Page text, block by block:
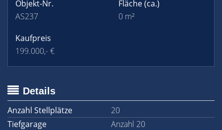
Objekt-Nr.
AS237
Fläche(ca.)
0 m²
Kaufpreis
199.000,- €
Details
Anzahl Stellplätze
20
Tiefgarage
Anzahl 20